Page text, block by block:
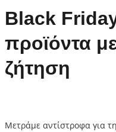
Black
προϊόντα
ζήτηση
Μετράμε αντίστροφα για